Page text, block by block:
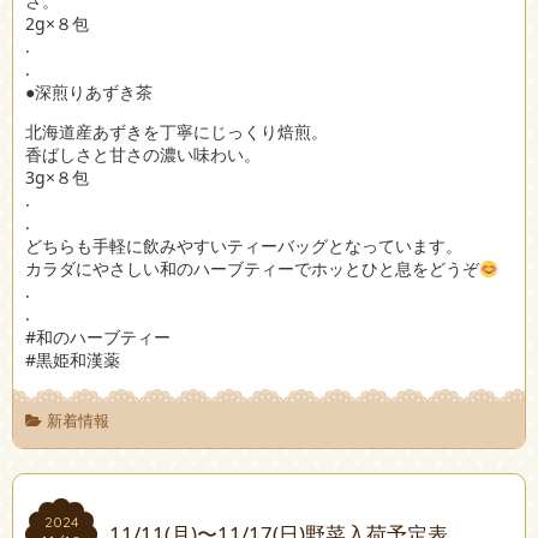
2g×８包
.
.
●深煎りあずき茶
北海道産あずきを丁寧にじっくり焙煎。
香ばしさと甘さの濃い味わい。
3g×８包
.
.
どちらも手軽に飲みやすいティーバッグとなっています。
カラダにやさしい和のハーブティーでホッとひと息をどうぞ
.
.
#和のハーブティー
#黒姫和漢薬
新着情報
2024
2024